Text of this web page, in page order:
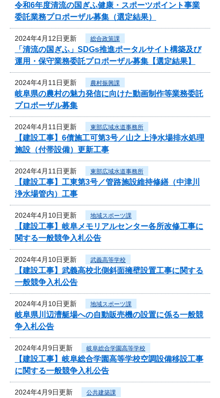
令和6年度清流の国ぎふ健康・スポーツポイント事業
委託業務プロポーザル募集（選定結果）
2024年4月12日更新 総合政策課
「清流の国ぎふ」SDGs推進ポータルサイト構築及び
運用・保守業務委託プロポーザル募集【選定結果】
2024年4月11日更新 農村振興課
岐阜県の農村の魅力発信に向けた動画制作等業務委託
プロポーザル募集
2024年4月11日更新 東部広域水道事務所
【建設工事】6債施工可第3号／山之上浄水場排水処理
施設（付帯設備）更新工事
2024年4月11日更新 東部広域水道事務所
【建設工事】工東第3号／管路施設維持修繕（中津川
浄水場管内）工事
2024年4月10日更新 地域スポーツ課
【建設工事】岐阜メモリアルセンター各所改修工事に
関する一般競争入札公告
2024年4月10日更新 武義高等学校
【建設工事】武義高校北側斜面擁壁設置工事に関する
一般競争入札公告
2024年4月10日更新 地域スポーツ課
岐阜県川辺漕艇場への自動販売機の設置に係る一般競
争入札公告
2024年4月9日更新 岐阜総合学園高等学校
【建設工事】岐阜総合学園高等学校空調設備移設工事
に関する一般競争入札公告
2024年4月9日更新 公共建築課